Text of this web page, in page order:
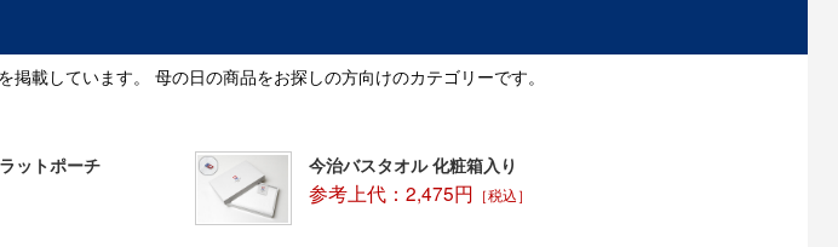
載しています。 母の日の商品をお探しの方向けのカテゴリーです。
ットポーチ
今治バスタオル 化粧箱入り
参考上代：2,475円 ［税込］